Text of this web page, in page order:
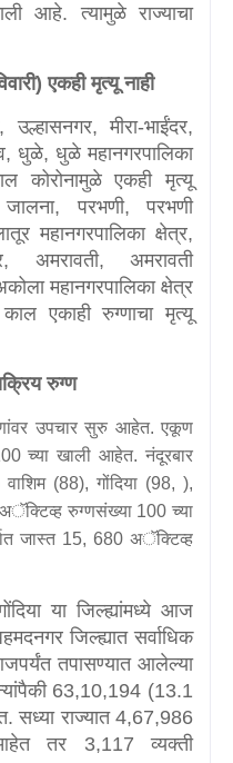
आहे. त्यामुळे राज्याचा
एकही मृत्यू नाही
,उल्हासनगर,मीरा-भाईंदर,
, धुळे, धुळे महानगरपालिका
कोरोनामुळे एकही मृत्यू
,परभणी,परभणी
महानगरपालिका क्षेत्र,
, अमरावती, अमरावती
महानगरपालिका क्षेत्र
एकाही रुग्णाचा मृत्यू
रुग्ण
उपचार सुरु आहेत. एकूण
च्या खाली आहेत. नंदूरबार
वाशिम (88), गोंदिया (98, ),
अॅक्टिव्ह रुग्णसंख्या 100च्या
जास्त 15, 680 अॅक्टिव्ह
या जिल्ह्यांमध्ये आज
जिल्ह्यात सर्वाधिक
तपासण्यात आलेल्या
63,10,194 (13.1
राज्यात4,67,986
आहेत तर 3,117व्यक्ती